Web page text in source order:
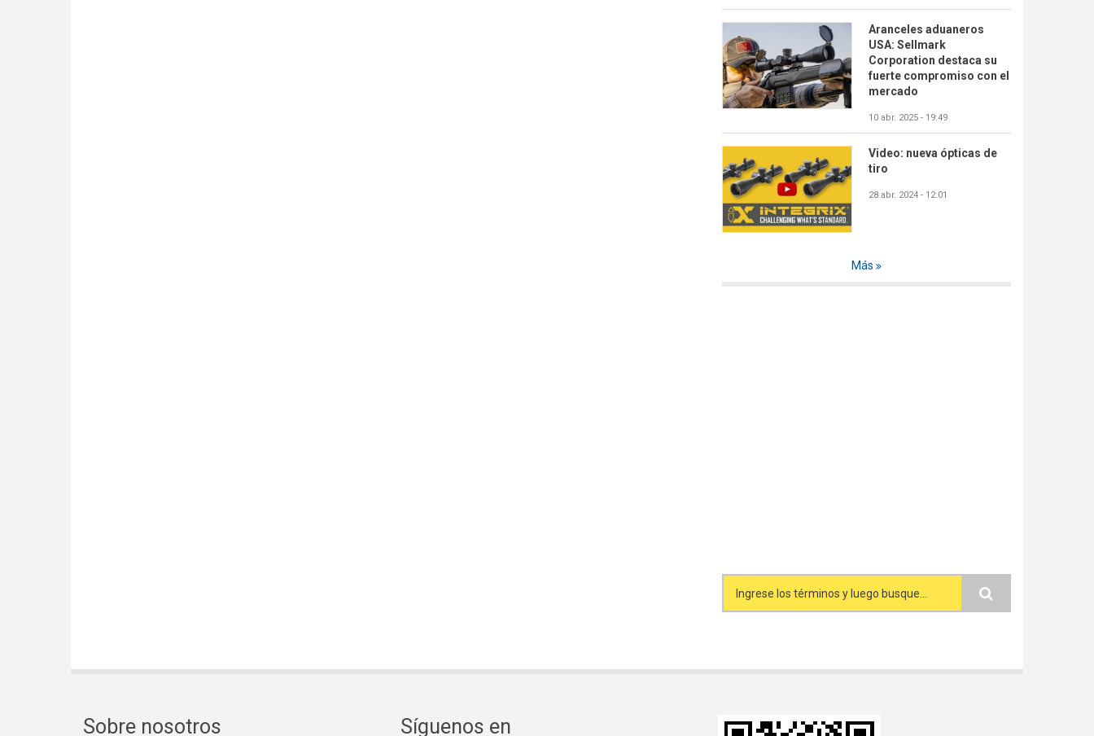
Aranceles aduaneros
USA: Sellmark
Corporation destaca su
fuerte compromiso con el
mercado
10 abr. 2025 - 19:49
Video: nueva ópticas de
tiro
28 abr. 2024 - 12:01
Más
Search form
Sobre nosotros Síguenos en